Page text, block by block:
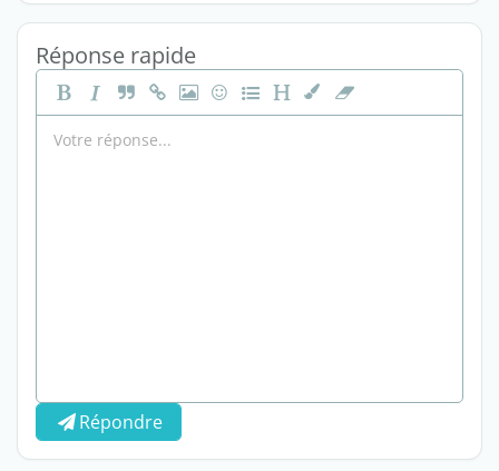
Réponse rapide
Répondre